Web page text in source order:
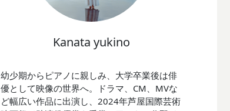
Kanata yukino
幼少期からピアノに親しみ、大学卒業後は俳
優として映像の世界へ。ドラマ、CM、MVな
ど幅広い作品に出演し、2024年芦屋国際芸術